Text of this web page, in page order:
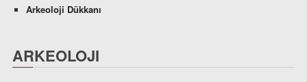
Arkeoloji Dükkanı
ARKEOLOJI